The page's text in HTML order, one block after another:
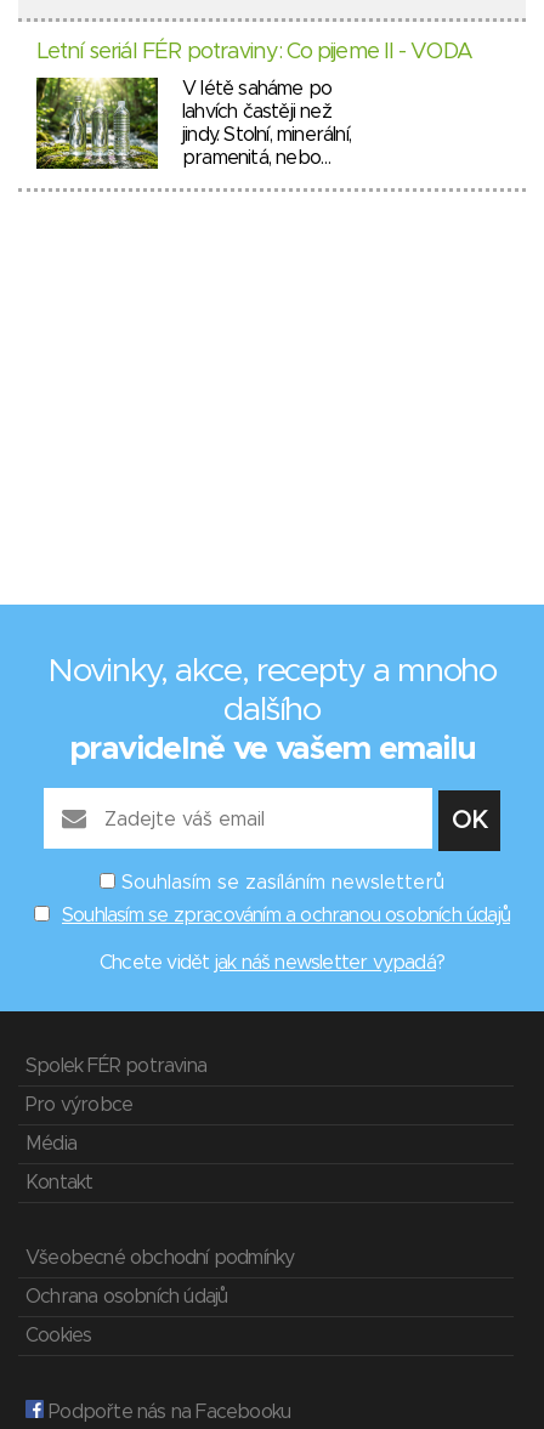
Letní seriál FÉR potraviny: Co pijeme II - VODA
V létě saháme po
lahvích častěji než
jindy. Stolní, minerální,
pramenitá, nebo…
Novinky, akce, recepty a mnoho
dalšího
pravidelně ve vašem emailu
Souhlasím se zasíláním newsletterů
Souhlasím se zpracováním a ochranou osobních údajů
Chcete vidět jak náš newsletter vypadá?
Spolek FÉR potravina
Pro výrobce
Média
Kontakt
Všeobecné obchodní podmínky
Ochrana osobních údajů
Cookies
Podpořte nás na Facebooku